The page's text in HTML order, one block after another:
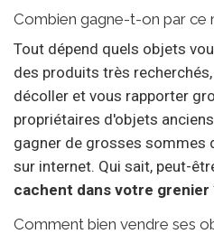
Combien gagne-t-on par ce
Tout dépend quels objets
des produits très
décoller et vous rapporter
propriétaires d'objets
gagner de grosses sommes
sur internet. Qui sait, peut-
cachent dans votre grenier
Comment bien vendre ses